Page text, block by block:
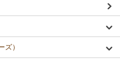
ズ）